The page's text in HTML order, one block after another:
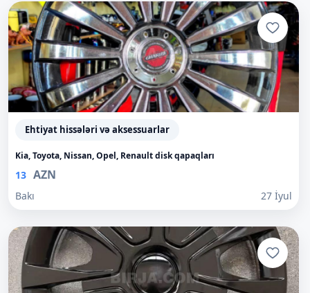
Ehtiyat hissələri və aksessuarlar
Kia, Toyota, Nissan, Opel, Renault disk qapaqları
13 AZN
Bakı 27 İyul